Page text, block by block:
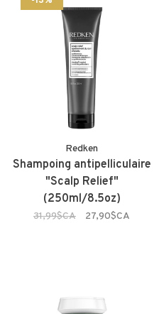
Redken
Shampoing antipelliculaire
"Scalp Relief"
(250ml/8.5oz)
31,99$CA 27,90$CA